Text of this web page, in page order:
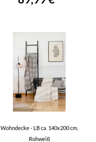
Wohndecke - LB ca. 140x200 cm,
Rohweiß